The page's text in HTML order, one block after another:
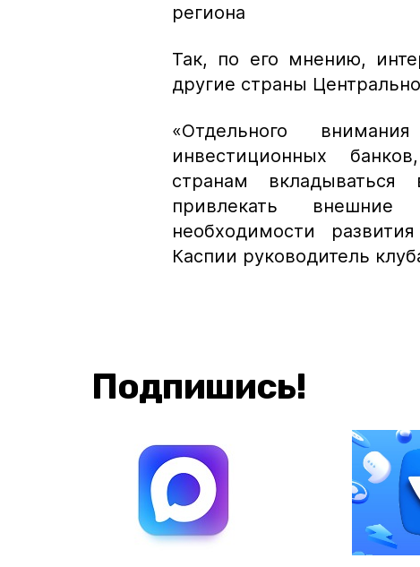
региона
Так, по его мнению,
другие страны
«Отдельного
инвестиционных
странам
привлекать
необходимости
Каспии руководитель
Подпишись!